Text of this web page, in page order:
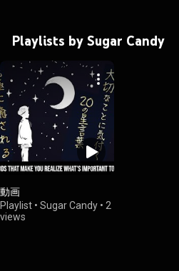
Playlists by Sugar Candy
動画
Playlist • Sugar Candy • 2
views